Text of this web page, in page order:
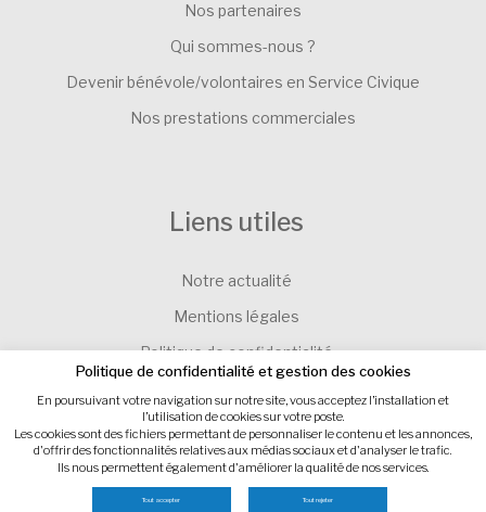
Nos partenaires
Qui sommes-nous ?
Devenir bénévole/volontaires en Service Civique
Nos prestations commerciales
Liens utiles
Notre actualité
Mentions légales
Politique de confidentialité
Gestion des cookies
Site internet : IMPAAKT
Politique de confidentialité et gestion des cookies
En poursuivant votre navigation sur notre site, vous acceptez l’installation et
l’utilisation de cookies sur votre poste.
Les cookies sont des fichiers permettant de personnaliser le contenu et les annonces,
d'offrir des fonctionnalités relatives aux médias sociaux et d'analyser le trafic.
Ils nous permettent également d'améliorer la qualité de nos services.
Tout accepter Tout rejeter